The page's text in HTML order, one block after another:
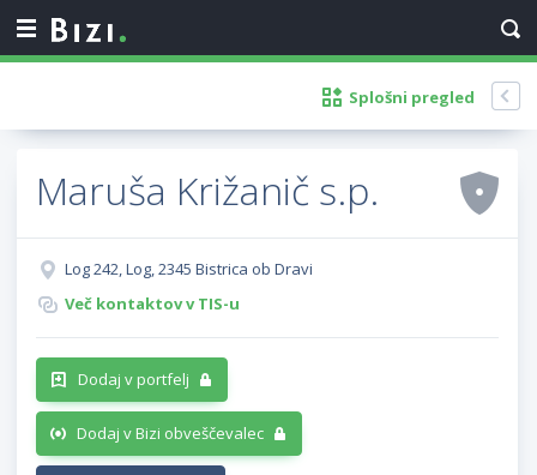
Splošni pregled
Maruša Križanič s.p.
Log 242, Log, 2345 Bistrica ob Dravi
Več kontaktov v TIS-u
Dodaj v portfelj
Dodaj v Bizi obveščevalec